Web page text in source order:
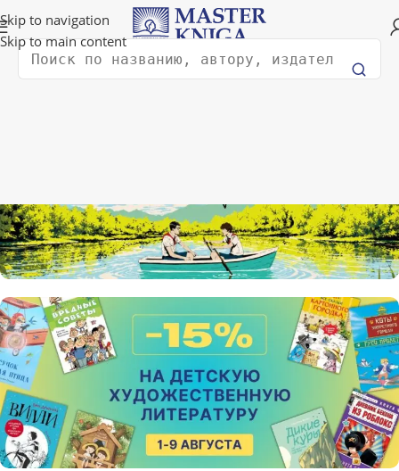
Skip to navigation
Skip to main content
Доставка в любую страну мира!
Поиск